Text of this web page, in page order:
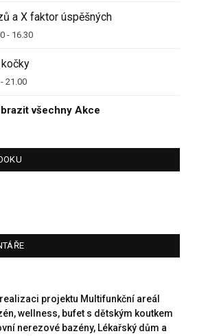
a X faktor úspěšných
- 16.30
- 21.00
všechny Akce
projektu Multifunkční areál
wellness, bufet s dětským koutkem
nerezové bazény, Lékařský dům a